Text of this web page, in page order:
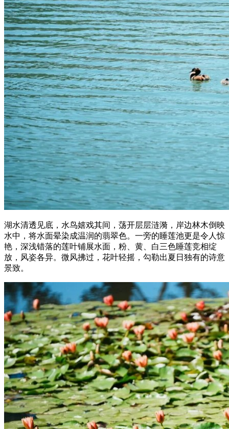
湖水清透见底，水鸟嬉戏其间，荡开层层涟漪，岸边林木倒映
水中，将水面晕染成温润的翡翠色。一旁的睡莲池更是令人惊
艳，深浅错落的莲叶铺展水面，粉、黄、白三色睡莲竞相绽
放，风姿各异。微风拂过，花叶轻摇，勾勒出夏日独有的诗意
景致。